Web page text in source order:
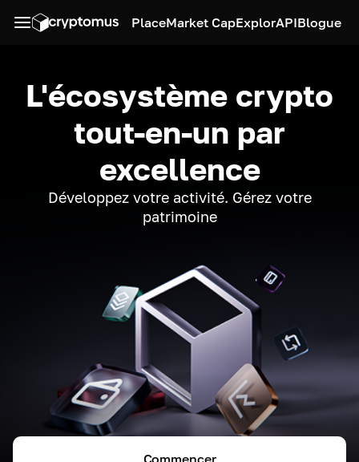
PlaceMarket CapExplorAPIBlogue
L'écosystème crypto
tout-en-un par
excellence
Développez votre activité. Gérez votre
patrimoine
Commencer